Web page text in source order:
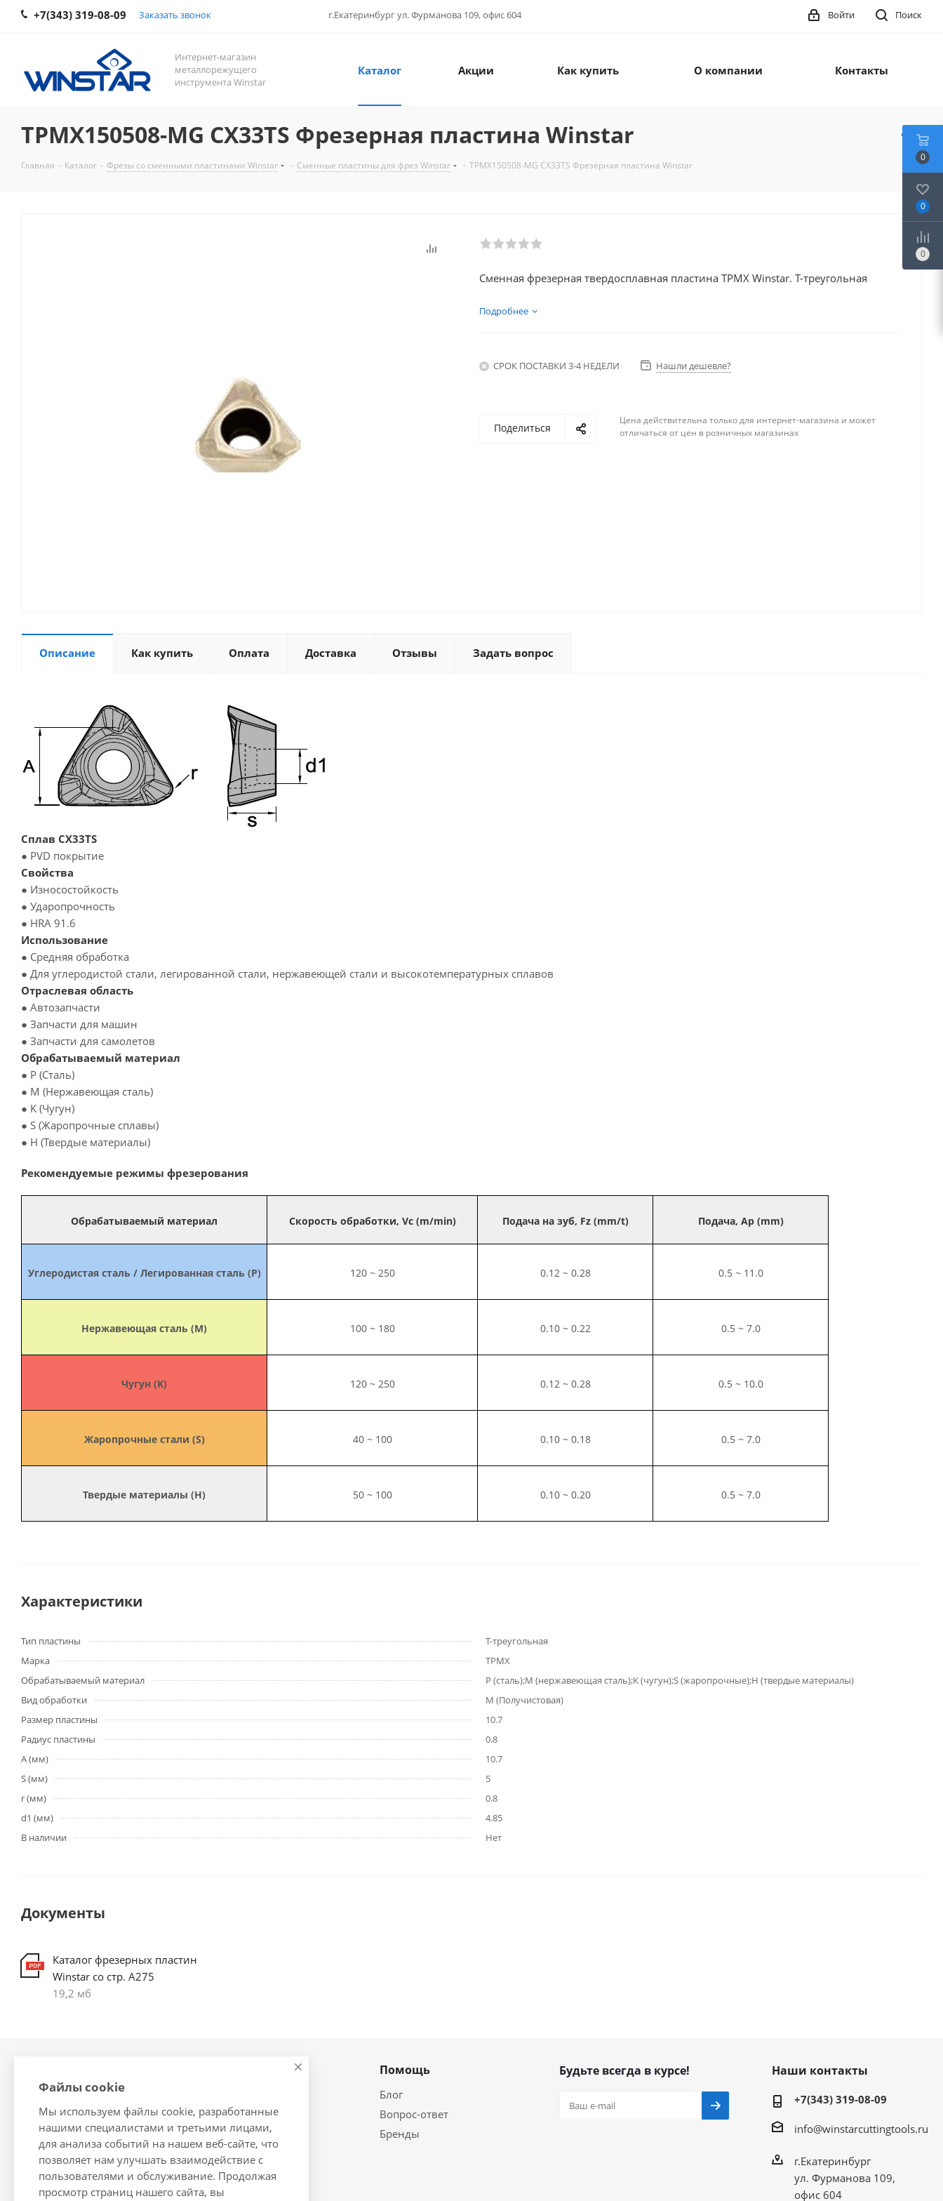
+7(343) 319-08-09 Заказать звонок г.Екатеринбург ул. Фурманова 109, офис 604 Поиск
Войти
Интернет-магазин
металлорежущего
инструмента Winstar
Каталог Акции Как купить О компании Контакты
TPMX150508-MG CX33TS Фрезерная пластина Winstar
Главная - Каталог - Фрезы со сменными пластинами Winstar - Сменные пластины для фрез Winstar - TPMX150508-MG CX33TS Фрезерная пластина Winstar
Сменная фрезерная твердосплавная пластина TPMX Winstar. T-треугольная
Подробнее
СРОК ПОСТАВКИ 3-4 НЕДЕЛИ Нашли дешевле?
Поделиться
Цена действительна только для интернет-магазина и может
отличаться от цен в розничных магазинах
Описание Как купить Оплата Доставка Отзывы Задать вопрос
Сплав CX33TS
● PVD покрытие
Свойства
● Износостойкость
● Ударопрочность
● HRA 91.6
Использование
● Средняя обработка
● Для углеродистой стали, легированной стали, нержавеющей стали и высокотемпературных сплавов
Отраслевая область
● Автозапчасти
● Запчасти для машин
● Запчасти для самолетов
Обрабатываемый материал
● P (Сталь)
● M (Нержавеющая сталь)
● K (Чугун)
● S (Жаропрочные сплавы)
● H (Твердые материалы)
Рекомендуемые режимы фрезерования
Обрабатываемый материал Скорость обработки, Vc (m/min) Подача на зуб, Fz (mm/t) Подача, Ap (mm)
Углеродистая сталь / Легированная сталь (P) 120 ~ 250 0.12 ~ 0.28 0.5 ~ 11.0
Нержавеющая сталь (M) 100 ~ 180 0.10 ~ 0.22 0.5 ~ 7.0
Чугун (K) 120 ~ 250 0.12 ~ 0.28 0.5 ~ 10.0
Жаропрочные стали (S) 40 ~ 100 0.10 ~ 0.18 0.5 ~ 7.0
Твердые материалы (H) 50 ~ 100 0.10 ~ 0.20 0.5 ~ 7.0
Характеристики
Тип пластины
T-треугольная
Марка
TPMX
Обрабатываемый материал
P (сталь);M (нержавеющая сталь);K (чугун);S (жаропрочные);H (твердые материалы)
Вид обработки
M (Получистовая)
Размер пластины
10.7
Радиус пластины
0.8
A (мм)
10.7
S (мм)
5
r (мм)
0.8
d1 (мм)
4.85
В наличии
Нет
Документы
Каталог фрезерных пластин
Winstar со стр. А275
19,2 мб
О компании
Новости
Сотрудники
Вакансии
Магазины
Политика
Условия оплаты
Условия доставки
Гарантия на товар
Подборки товаров
Помощь
Блог
Вопрос-ответ
Бренды
Будьте всегда в курсе! Наши контакты
+7(343) 319-08-09
info@winstarcuttingtools.ru
г.Екатеринбург
ул. Фурманова 109,
офис 604
0
0
0
Файлы cookie
Мы используем файлы cookie, разработанные
нашими специалистами и третьими лицами,
для анализа событий на нашем веб-сайте, что
позволяет нам улучшать взаимодействие с
пользователями и обслуживание. Продолжая
просмотр страниц нашего сайта, вы